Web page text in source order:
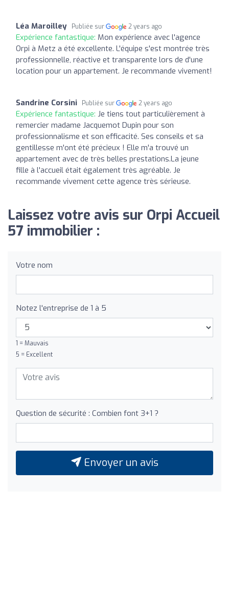
Léa Maroilley Publiée sur 2 years ago
Expérience fantastique: Mon expérience avec l'agence
Orpi à Metz a été excellente. L'équipe s'est montrée très
professionnelle, réactive et transparente lors de d'une
location pour un appartement. Je recommande vivement!
Sandrine Corsini Publiée sur 2 years ago
Expérience fantastique: Je tiens tout particulièrement à
remercier madame Jacquemot Dupin pour son
professionnalisme et son efficacité. Ses conseils et sa
gentillesse m'ont été précieux ! Elle m'a trouvé un
appartement avec de très belles prestations.La jeune
fille à l'accueil était également très agréable. Je
recommande vivement cette agence très sérieuse.
Laissez votre avis sur Orpi Accueil
57 immobilier :
Votre nom
Notez l'entreprise de 1 à 5
1 = Mauvais
5 = Excellent
Question de sécurité : Combien font 3+1 ?
Envoyer un avis